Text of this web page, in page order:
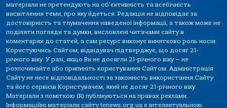
матеріали не претендують на об'єктивність та всебічність
висвітлення теми, про яку йдеться. Редакція не відповідає за
достовірність та тлумачення наведеної інформації, а також може не
поділяти погляди та думки, висловлені читачами сайту в
коментарях до статей, а сам ресурс виконує винятково роль носія.
Користуючись Сайтом, відвідувач підтверджує, що досяг 21-
річного віку. У разі, якщо Ви не досягли 21-річного віку — не
розпочинайте або припиніть користування Сайтом. Адміністрація
Сайту не несе відповідальності за законність використання Сайту
та його сервісів Користувачем, який не досяг 21-річного віку.
Матеріали з поміткою (R) публікуються на правах реклами.
Інформаційні матеріали сайту tenews.org.ua є інтелектуальною